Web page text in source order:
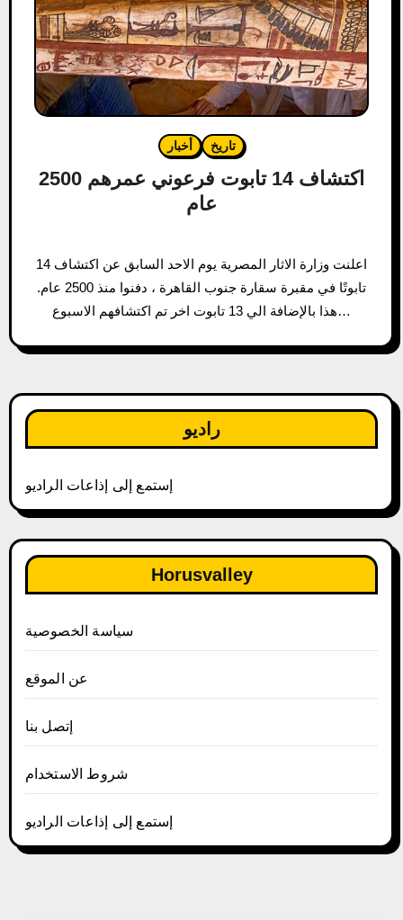
أخبار تاريخ
اكتشاف 14 تابوت فرعوني عمرهم 2500
عام
اعلنت وزارة الاثار المصرية يوم الاحد السابق عن اكتشاف 14
تابوتًا في مقبرة سقارة جنوب القاهرة ، دفنوا منذ 2500 عام.
هذا بالإضافة الي 13 تابوت اخر تم اكتشافهم الاسبوع…
راديو
إستمع إلى إذاعات الراديو
Horusvalley
سياسة الخصوصية
عن الموقع
إتصل بنا
شروط الاستخدام
إستمع إلى إذاعات الراديو